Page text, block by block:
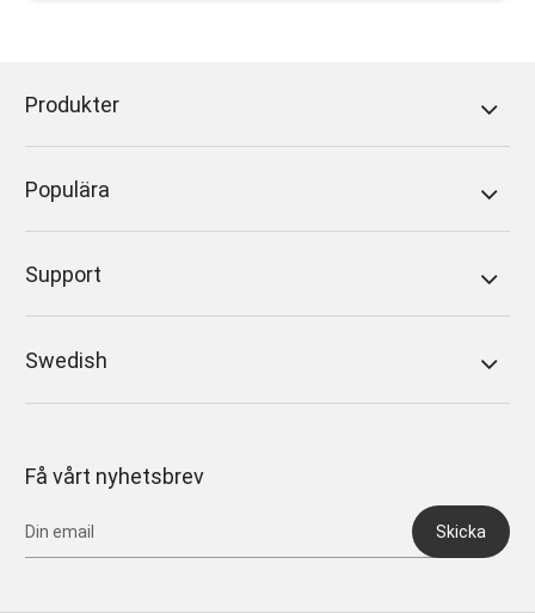
Produkter
Populära
Support
Swedish
Få vårt nyhetsbrev
Skicka